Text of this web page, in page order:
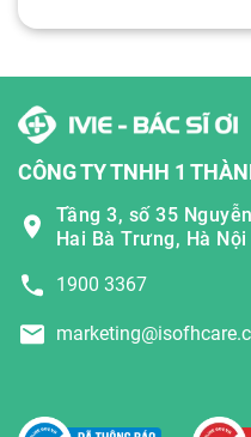
CÔNG TY TNHH 1
Tầng 3, số 35
Hai Bà Trưng, Hà Nội
1900 3367